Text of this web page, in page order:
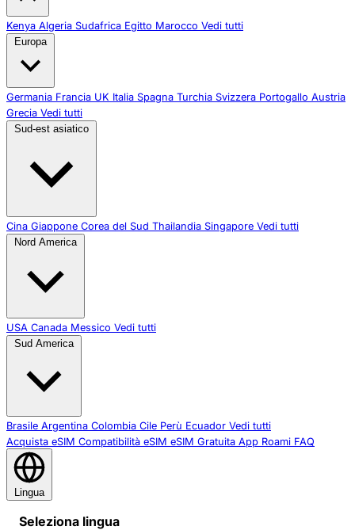
Kenya Algeria Sudafrica Egitto Marocco Vedi tutti
Europa
Germania Francia UK Italia Spagna Turchia Svizzera Portogallo Austria
Grecia Vedi tutti
Sud-est asiatico
Cina Giappone Corea del Sud Thailandia Singapore Vedi tutti
Nord America
USA Canada Messico Vedi tutti
Sud America
Brasile Argentina Colombia Cile Perù Ecuador Vedi tutti
Acquista eSIM Compatibilità eSIM eSIM Gratuita App Roami FAQ
Lingua
Seleziona lingua